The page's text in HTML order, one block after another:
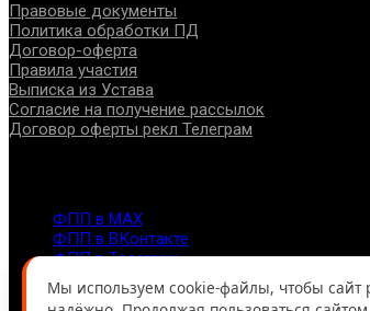
Правовые документы
Политика обработки ПД
Договор-оферта
Правила участия
Выписка из Устава
Согласие на получение рассылок
Договор оферты рекл Телеграм
ФПП в МАХ
ФПП в ВКонтакте
ФПП в Телеграм
Москва, м.о. Арбат, пер. Романов,3
7-495-127-10-45
Мы используем cookie-файлы, чтобы сайт